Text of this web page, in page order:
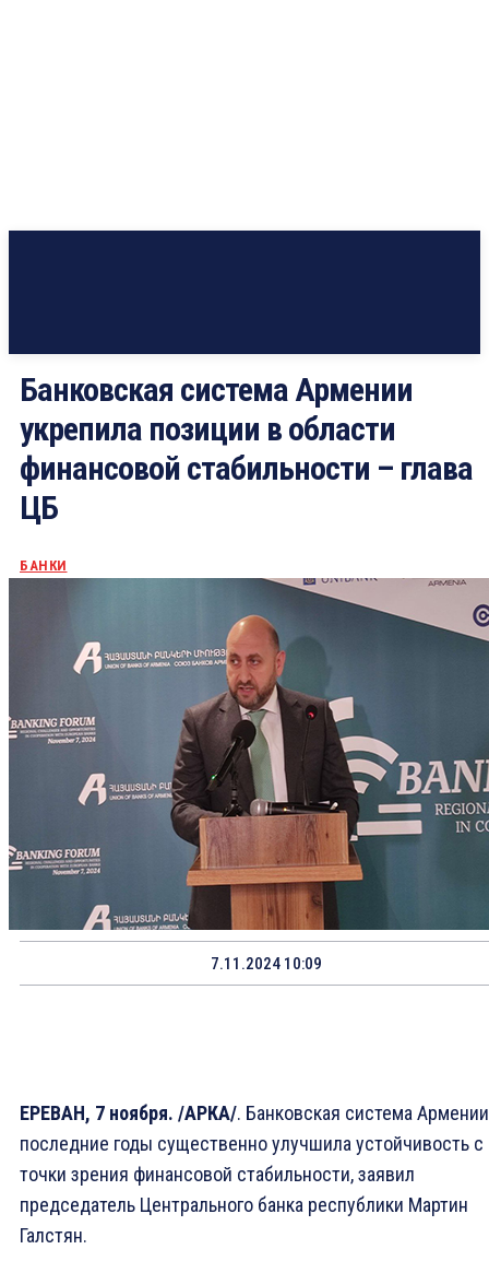
Банковская система Армении
укрепила позиции в области
финансовой стабильности – глава
ЦБ
БАНКИ
7.11.2024 10:09
ЕРЕВАН, 7 ноября. /АРКА/. Банковская система
последние годы существенно улучшила устойчивость с
точки зрения финансовой стабильности, заявил
председатель Центрального банка республики Мартин
Галстян.